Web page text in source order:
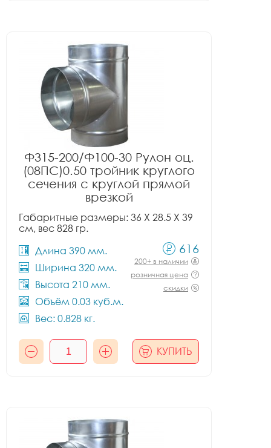
Ф315-200/Ф100-30 Рулон оц.
(08ПС)0.50 тройник круглого
сечения с круглой прямой
врезкой
Габаритные размеры: 36 X 28.5 X 39
см, вес 828 гр.
Длина 390 мм.
Ширина 320 мм.
Высота 210 мм.
Объём 0.03 куб.м.
Вес: 0.828 кг.
616
200+ в наличии
розничная цена
скидки
КУПИТЬ